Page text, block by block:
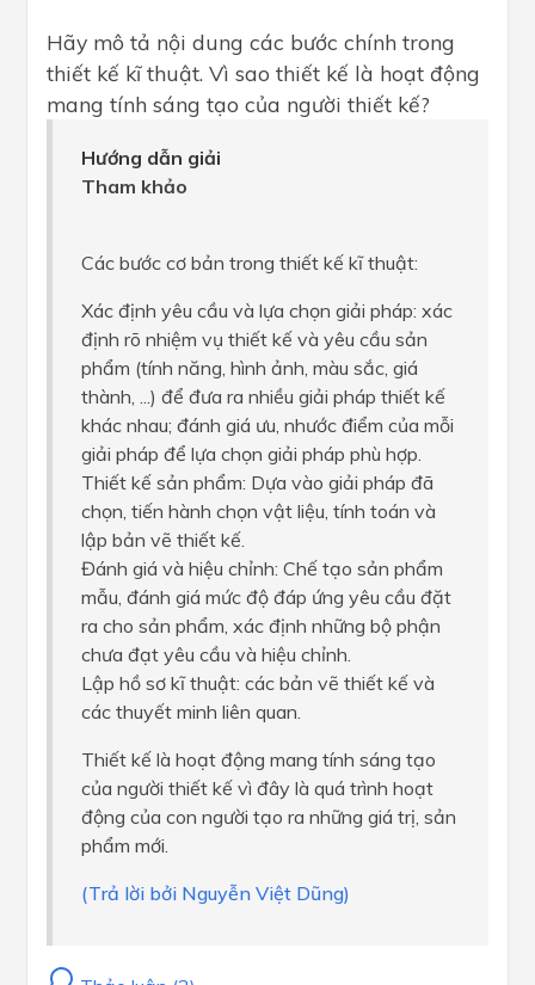
Hãy mô tả nội dung các bước chính trong
thiết kế kĩ thuật. Vì sao thiết kế là hoạt động
mang tính sáng tạo của người thiết kế?
Hướng dẫn giải
Tham khảo
Các bước cơ bản trong thiết kế kĩ thuật:
Xác định yêu cầu và lựa chọn giải pháp: xác
định rõ nhiệm vụ thiết kế và yêu cầu sản
phẩm (tính năng, hình ảnh, màu sắc, giá
thành, ...) để đưa ra nhiều giải pháp thiết kế
khác nhau; đánh giá ưu, nhước điểm của mỗi
giải pháp để lựa chọn giải pháp phù hợp.
Thiết kế sản phẩm: Dựa vào giải pháp đã
chọn, tiến hành chọn vật liệu, tính toán và
lập bản vẽ thiết kế.
Đánh giá và hiệu chỉnh: Chế tạo sản phẩm
mẫu, đánh giá mức độ đáp ứng yêu cầu đặt
ra cho sản phẩm, xác định những bộ phận
chưa đạt yêu cầu và hiệu chỉnh.
Lập hồ sơ kĩ thuật: các bản vẽ thiết kế và
các thuyết minh liên quan.
Thiết kế là hoạt động mang tính sáng tạo
của người thiết kế vì đây là quá trình hoạt
động của con người tạo ra những giá trị, sản
phẩm mới.
(Trả lời bởi Nguyễn Việt Dũng)